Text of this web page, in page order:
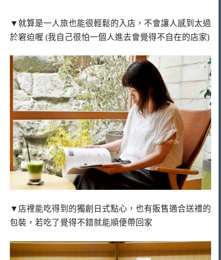
▼就算是一人旅也能很輕鬆的入店，不會讓人感到太過
於窘迫喔 (我自己很怕一個人進去會覺得不自在的店家)
▼店裡能吃得到的獨創日式點心，也有販售適合送禮的
包裝，若吃了覺得不錯就能順便帶回家